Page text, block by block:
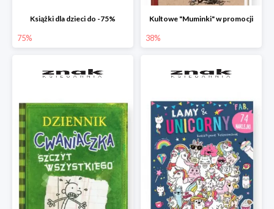
Książki dla dzieci do -75%
75%
Kultowe "Muminki" w promocji
38%